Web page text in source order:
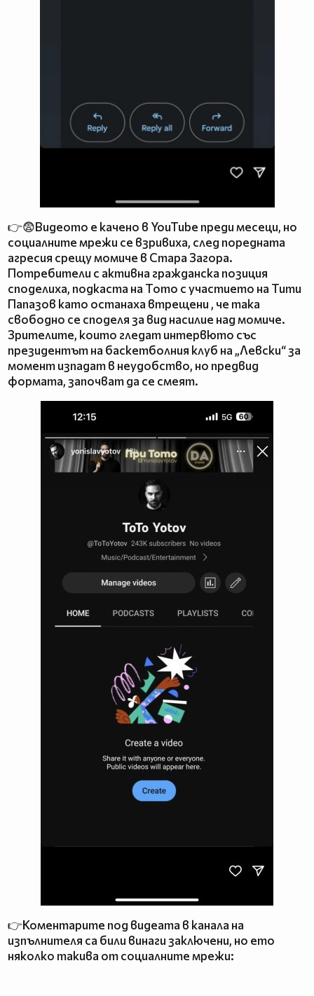
👉😨Видеото е качено в YouTube преди месеци, но
социалните мрежи се взривиха, след поредната
агресия срещу момиче в Стара Загора.
Потребители с активна гражданска позиция
споделиха, подкаста на Тото с участието на Тити
Папазов като останаха втрещени , че така
свободно се споделя за вид насилие над момиче.
Зрителите, които гледат интервюто със
президентът на баскетболния клуб на „Левски“ за
момент изпадат в неудобство, но предвид
формата, започват да се смеят.
👉Коментарите под видеата в канала на
изпълнителя са били винаги заключени, но ето
няколко такива от социалните мрежи: